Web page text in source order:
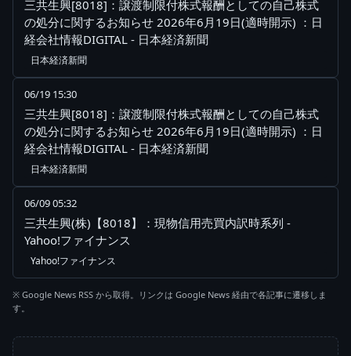
三共生興[8018]：譲渡制限付株式報酬としての自己株式
の処分に関するお知らせ 2026年6月19日(適時開示) ：日
経会社情報DIGITAL - 日本経済新聞
日本経済新聞
06/19 15:30
三共生興[8018]：譲渡制限付株式報酬としての自己株式
の処分に関するお知らせ 2026年6月19日(適時開示) ：日
経会社情報DIGITAL - 日本経済新聞
日本経済新聞
06/09 05:32
三共生興(株)【8018】：現物信用売買内訳時系列 -
Yahoo!ファイナンス
Yahoo!ファイナンス
※ Google News RSS から取得。リンクは Google News 経由で各記事に遷移しま
す。